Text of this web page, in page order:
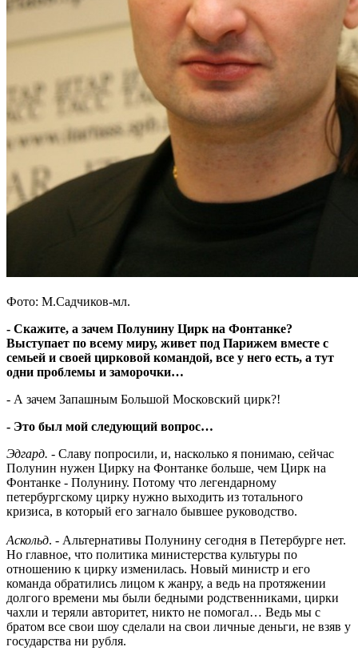
Фото: М.Садчиков-мл.
- Скажите, а зачем Полунину Цирк на Фонтанке?
Выступает по всему миру, живет под Парижем вместе с
семьей и своей цирковой командой, все у него есть, а тут
одни проблемы и заморочки…
- А зачем Запашным Большой Московский цирк?!
- Это был мой следующий вопрос…
Эдгард. - Славу попросили, и, насколько я понимаю, сейчас
Полунин нужен Цирку на Фонтанке больше, чем Цирк на
Фонтанке - Полунину. Потому что легендарному
петербургскому цирку нужно выходить из тотального
кризиса, в который его загнало бывшее руководство.
Аскольд. - Альтернативы Полунину сегодня в Петербурге нет.
Но главное, что политика министерства культуры по
отношению к цирку изменилась. Новый министр и его
команда обратились лицом к жанру, а ведь на протяжении
долгого времени мы были бедными родственниками, цирки
чахли и теряли авторитет, никто не помогал… Ведь мы с
братом все свои шоу сделали на свои личные деньги, не взяв у
государства ни рубля.